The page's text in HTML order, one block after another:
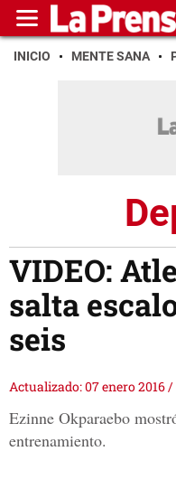
INICIO MENTE SANA
VIDEO:
salta
seis
Actualizado: 07 enero 2016/
Ezinne Okparaebo
entrenamiento.